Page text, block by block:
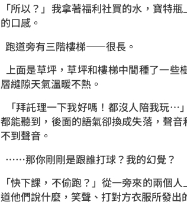
「所以？」我拿著福利社買的水，寶特
的口感。
跑道旁有三階樓梯——很長。
上面是草坪，草坪和樓梯中間種了一些
層縫隙天氣溫暖不熱。
「拜託理一下我好嗎！都沒人陪我玩…
都能聽到，後面的語氣卻換成失落，聲
不到聲音。
……那你剛剛是跟誰打球？我的幻覺？
「快下課，不偷跑？」從一旁來的兩個
道他們說什麼，笑聲、打對方衣服所發出